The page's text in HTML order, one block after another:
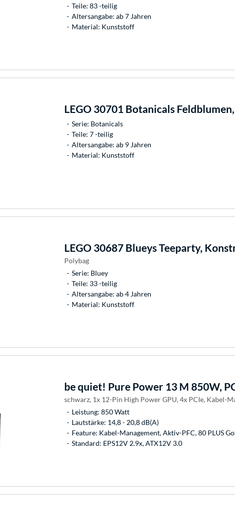
Teile: 83 -teilig
Altersangabe: ab 7 Jahren
Material: Kunststoff
LEGO 30701 Botanicals
Serie: Botanicals
Teile: 7 -teilig
Altersangabe: ab 9 Jahren
Material: Kunststoff
LEGO 30687 Blueys Teeparty,
Polybag
Serie: Bluey
Teile: 33 -teilig
Altersangabe: ab 4 Jahren
Material: Kunststoff
be quiet! Pure Power 13 M 850W,
schwarz, 1x 12-Pin High Power GPU, 4x PCIe, Kabel-
Leistung: 850 Watt
Lautstärke: 14,8 - 20,8 dB(A)
Feature: Kabel-Management, Aktiv-PFC, 80 PLUS
Standard: EPS12V 2.9x, ATX12V 3.0